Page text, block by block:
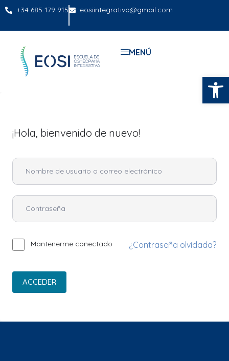
+34 685 179 915 eosiintegrativo@gmail.com
MENÚ
¡Hola, bienvenido de nuevo!
Mantenerme conectado ¿Contraseña olvidada?
ACCEDER